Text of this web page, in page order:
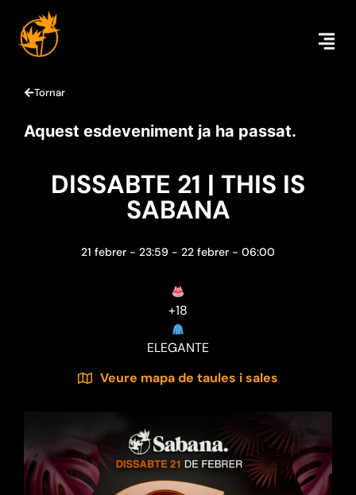
Tornar
Aquest esdeveniment ja ha passat.
DISSABTE 21 | THIS IS
SABANA
21 febrer - 23:59 - 22 febrer - 06:00
+18
ELEGANTE
Veure mapa de taules i sales